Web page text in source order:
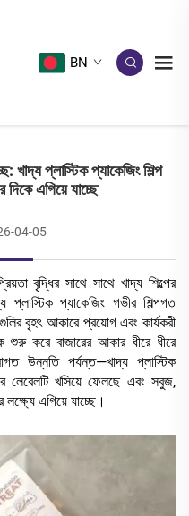
BN
প্লাস্টিক প্যাকেজিং শিল্প
এগিয়ে যাচ্ছে
04-05
বৃদ্ধির সাথে সাথে খাদ্য শিল্পের
প্লাস্টিক প্যাকেজিং গভীর শিল্পগত
বৃহৎ আকারে প্রয়োগ এবং কার্যকরী
করে বাজারের আকার ধীরে ধীরে
উন্নতি পর্যন্ত—খাদ্য প্লাস্টিক
লেবেলটি খসিয়ে ফেলছে এবং সবুজ,
লক্ষ্যে এগিয়ে যাচ্ছে।